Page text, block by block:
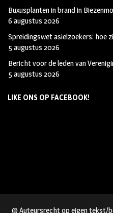
Buxusplanten in brand in
6 augustus 2026
Spreidingswet asielzoekers: hoe
5 augustus 2026
Bericht voor de leden van
5 augustus 2026
LIKE ONS OP FACEBOOK!
© Auteursrecht op eigen tekst/